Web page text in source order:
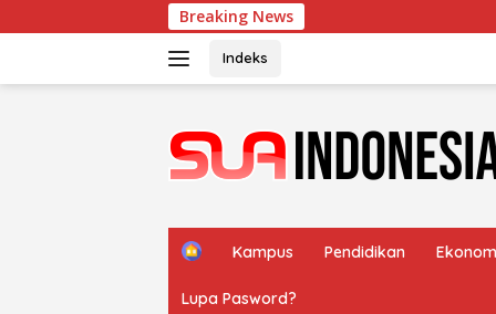
ke
Breaking News
Indeks
H
e
Kampus Pendidikan
Lupa Pasword?